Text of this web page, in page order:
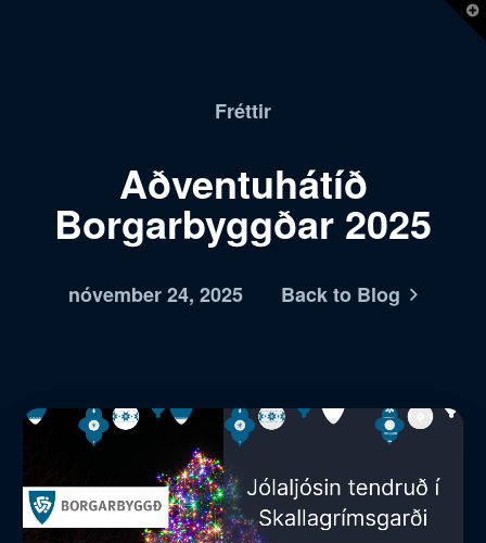
Fréttir
Aðventuhátíð
Borgarbyggðar 2025
nóvember 24, 2025 Back to Blog